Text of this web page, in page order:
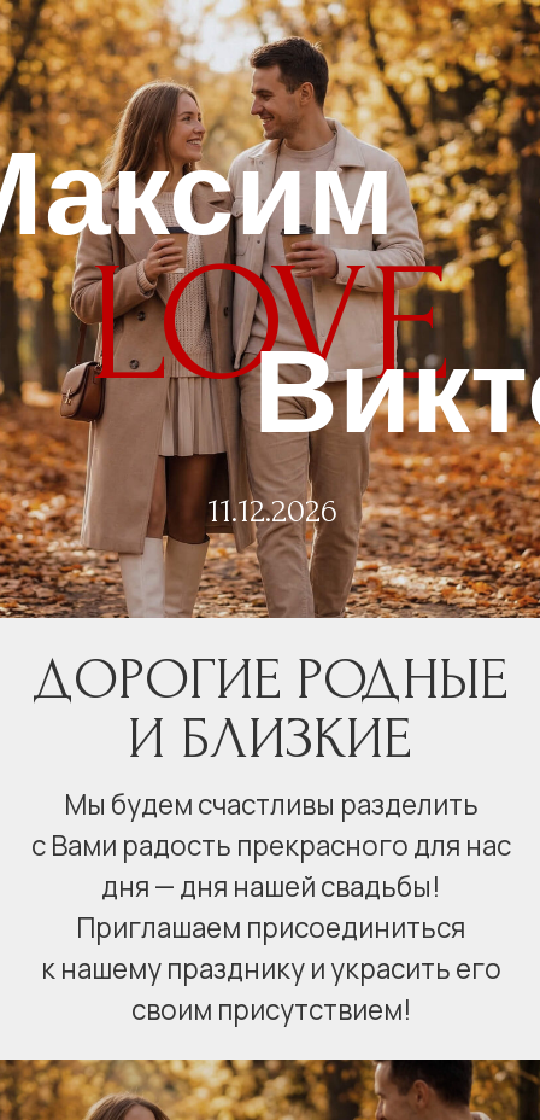
LOVE
11.12.2026
ДОРОГИЕ РОДНЫЕ
И БЛИЗКИЕ
Мы будем счастливы разделить
с Вами радость прекрасного для нас
Приглашаем присоединиться
к нашему празднику и украсить его
своим присутствием!
С